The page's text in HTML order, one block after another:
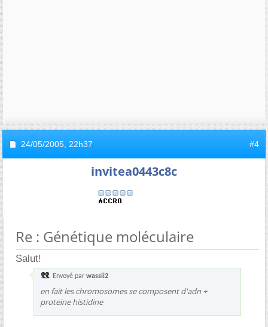
24/05/2005, 22h37 #4
invitea0443c8c
Re : Génétique moléculaire
Salut!
Envoyé par wassii2
en fait les chromosomes se composent d'adn +
proteine histidine